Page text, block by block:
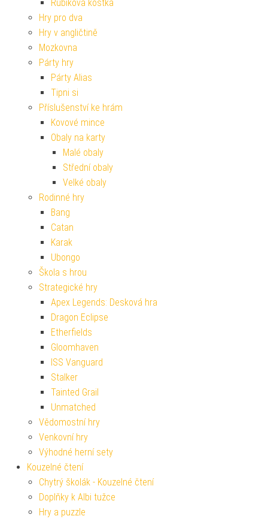
Rubikova kostka
Hry pro dva
Hry v angličtině
Mozkovna
Párty hry
Párty Alias
Tipni si
Příslušenství ke hrám
Kovové mince
Obaly na karty
Malé obaly
Střední obaly
Velké obaly
Rodinné hry
Bang
Catan
Karak
Ubongo
Škola s hrou
Strategické hry
Apex Legends: Desková hra
Dragon Eclipse
Etherfields
Gloomhaven
ISS Vanguard
Stalker
Tainted Grail
Unmatched
Vědomostní hry
Venkovní hry
Výhodné herní sety
Kouzelné čtení
Chytrý školák - Kouzelné čtení
Doplňky k Albi tužce
Hry a puzzle